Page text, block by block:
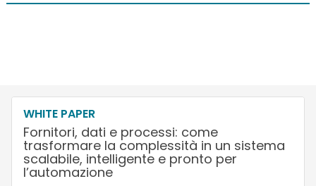
WHITE PAPER
Fornitori, dati e processi: come
trasformare la complessità in un sistema
scalabile, intelligente e pronto per
l’automazione